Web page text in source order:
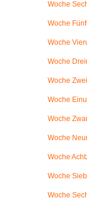
Woche
Woche
Woche
Woche
Woche
Woche
Woche
Woche
Woche
Woche
Woche